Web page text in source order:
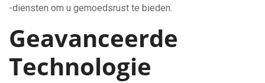
-diensten om u gemoedsrust te bieden.
Geavanceerde
Technologie